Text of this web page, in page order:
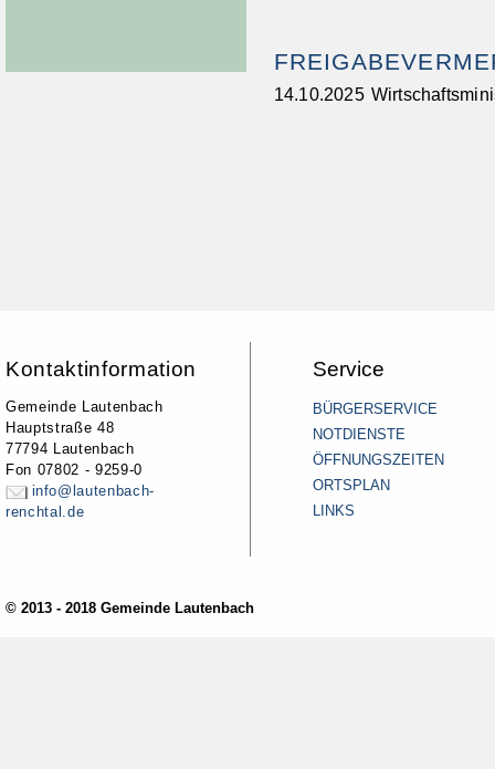
14.10.2025
Kontaktinformation
Gemeinde Lautenbach
Hauptstraße 48
77794 Lautenbach
Fon 07802 - 9259-0
info@lautenbach-
renchtal.de
Service
BÜRGERSERVICE
NOTDIENSTE
ÖFFNUNGSZEITEN
ORTSPLAN
LINKS
© 2013 - 2018 Gemeinde Lautenbach